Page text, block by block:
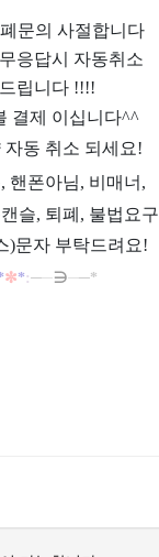
문의 사절합니다
응답시 자동취소
립니다 !!!!
결제 이십니다^^
자동 취소 되세요!
핸폰아님, 비매너,
슬, 퇴폐, 불법요구
)문자 부탁드려요!
✼* :──∋──*